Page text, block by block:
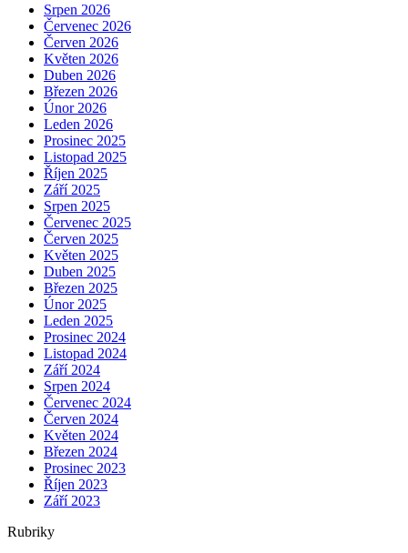
Srpen 2026
Červenec 2026
Červen 2026
Květen 2026
Duben 2026
Březen 2026
Únor 2026
Leden 2026
Prosinec 2025
Listopad 2025
Říjen 2025
Září 2025
Srpen 2025
Červenec 2025
Červen 2025
Květen 2025
Duben 2025
Březen 2025
Únor 2025
Leden 2025
Prosinec 2024
Listopad 2024
Září 2024
Srpen 2024
Červenec 2024
Červen 2024
Květen 2024
Březen 2024
Prosinec 2023
Říjen 2023
Září 2023
Rubriky